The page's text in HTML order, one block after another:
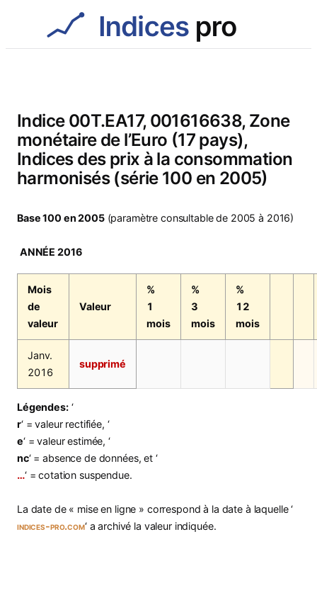
Indice 00T.EA17, 001616638, Zone
monétaire de l’Euro (17 pays),
Indices des prix à la consommation
harmonisés (série 100 en 2005)
Base 100 en 2005(paramètre consultable de 2005 à 2016)
ANNÉE 2016
Mois
de
valeur
Valeur
%
1
mois
%
3
mois
%
12
mois
Janv.
2016
supprimé
Légendes:‘
r‘ = valeur rectifiée, ‘
e‘ = valeur estimée, ‘
nc‘ = absence de données, et ‘
…‘ = cotation suspendue.
La date de « mise en ligne » correspond à la date à laquelle ‘
indices-pro.com‘ a archivé la valeur indiquée.